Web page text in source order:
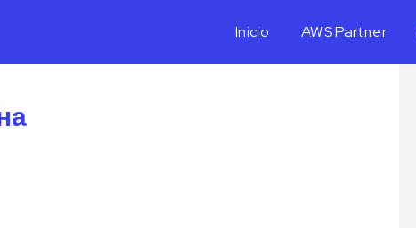
Inicio AWS Partner